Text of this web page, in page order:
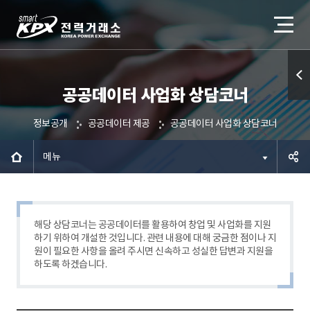
공공데이터 사업화 상담코너
정보공개 공공데이터 제공 공공데이터 사업화 상담코너
메뉴
해당 상담코너는 공공데이터를 활용하여 창업 및 사업화를 지원
하기 위하여 개설한 것입니다. 관련 내용에 대해 궁금한 점이나 지
원이 필요한 사항을 올려 주시면 신속하고 성실한 답변과 지원을
하도록 하겠습니다.
퀵메
뉴 열
기